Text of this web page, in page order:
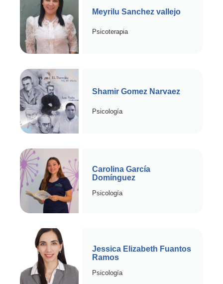
Meyrilu Sanchez vallejo
Psicoterapia
Shamir Gomez Narvaez
Psicología
Carolina García
Domínguez
Psicología
Jessica Elizabeth Fuantos
Ramos
Psicología